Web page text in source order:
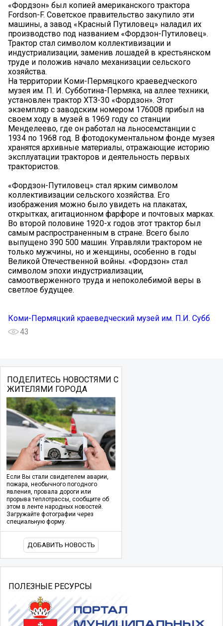
«Фордзон» был копией американского трактора
Fordson-F. Советское правительство закупило эти
машины, а завод «Красный Путиловец» наладил их
производство под названием «Фордзон-Путиловец».
Трактор стал символом коллективизации и
индустриализации, заменив лошадей в крестьянском
труде и положив начало механизации сельского
хозяйства.
На территории Коми-Пермяцкого краеведческого
музея им. П. И. Субботина-Пермяка, на аллее техники,
установлен трактор ХТЗ-30 «Фордзон». Этот
экземпляр с заводским номером 176008 прибыл на
своем ходу в музей в 1969 году со станции
Менделеево, где он работал на льносемстанции с
1934 по 1968 год. В фотодокументальном фонде музея
хранятся архивные материалы, отражающие историю
эксплуатации тракторов и деятельность первых
трактористов.
«Фордзон-Путиловец» стал ярким символом
коллективизации сельского хозяйства. Его
изображения можно было увидеть на плакатах,
открытках, агитационном фарфоре и почтовых марках.
Во второй половине 1920-х годов этот трактор был
самым распространенным в стране. Всего было
выпущено 390 500 машин. Управляли трактором не
только мужчины, но и женщины, особенно в годы
Великой Отечественной войны. «Фордзон» стал
символом эпохи индустриализации,
самоотверженного труда и непоколебимой веры в
светлое будущее.
Коми-Пермяцкий краеведческий музей им. П.И. Субб
43
ПОДЕЛИТЕСЬ НОВОСТЯМИ С
ЖИТЕЛЯМИ ГОРОДА
Если Вы стали свидетелем аварии,
пожара, необычного погодного
явления, провала дороги или
прорыва теплотрассы, сообщите об
этом в ленте народных новостей.
Загружайте фотографии через
специальную форму.
ДОБАВИТЬ НОВОСТЬ
ПОЛЕЗНЫЕ РЕСУРСЫ